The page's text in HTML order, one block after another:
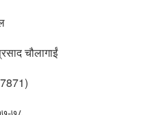
चौलागाईं